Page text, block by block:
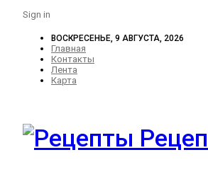
Sign in
ВОСКРЕСЕНЬЕ, 9 АВГУСТА, 2026
Главная
Контакты
Лента
Карта